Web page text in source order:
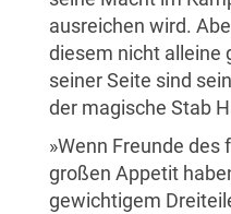
ausreichen wird.
diesem nicht alleine
seiner Seite sind
der magische Stab
»Wenn Freunde
großen Appetit
gewichtigem